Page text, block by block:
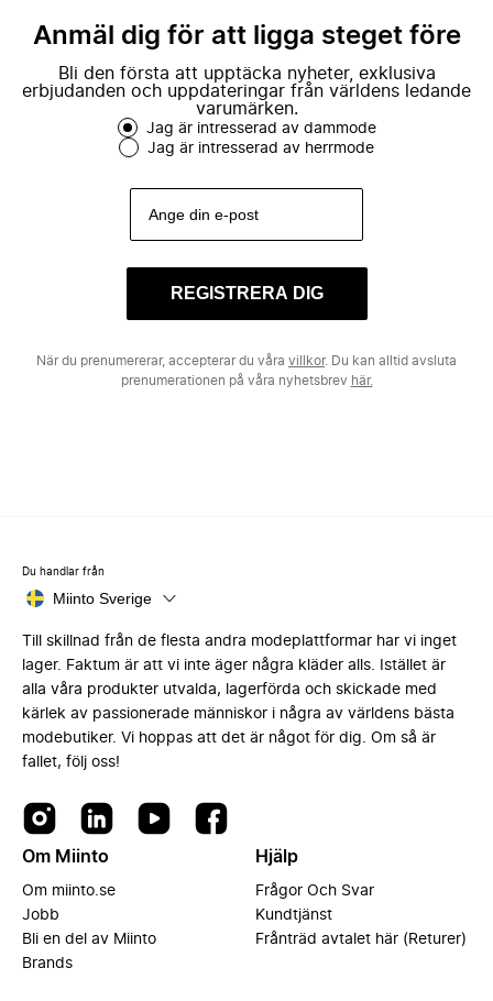
Anmäl dig för att ligga steget före
Bli den första att upptäcka nyheter, exklusiva
erbjudanden och uppdateringar från världens ledande
varumärken.
Jag är intresserad av dammode
Jag är intresserad av herrmode
REGISTRERA DIG
När du prenumererar, accepterar du våra villkor. Du kan alltid avsluta
prenumerationen på våra nyhetsbrev här.
Du handlar från
Miinto Sverige
Till skillnad från de flesta andra modeplattformar har vi inget
lager. Faktum är att vi inte äger några kläder alls. Istället är
alla våra produkter utvalda, lagerförda och skickade med
kärlek av passionerade människor i några av världens bästa
modebutiker. Vi hoppas att det är något för dig. Om så är
fallet, följ oss!
Om Miinto
Om miinto.se
Jobb
Bli en del av Miinto
Brands
Hjälp
Frågor Och Svar
Kundtjänst
Frånträd avtalet här (Returer)